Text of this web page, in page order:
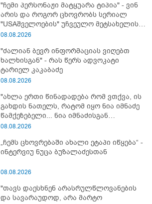
"ჩემი პერსონაჟი მატყუარა ტიპია" - ვინ
არის და როგორ ცხოვრობს სერიალ
"USAშველოების" უჩვეულო მეტსახელის
მქონე პოპულარული გმირი რეალურ
08.08.2026
"ძალიან ბევრ ინფორმაციას ვიღებთ
ხალხისგან" - რას წერს ადვოკატი
ტარიელ კაკაბაძე
08.08.2026
"ახლა ერთი წინადადება რომ ვთქვა, ის
გახდის ნათელს, რატომ იყო ნია იმნაძე
წამქეზებელი... ნია იმნაძისგან
გამოსული ინფორმაციაა ეს" - რას
08.08.2026
„ჩემს ცხოვრებაში ახალი ეტაპი იწყება“ -
ინტერვიუ ნუცა ბუზალაძესთან
08.08.2026
"თავს დაესხნენ არასრულწლოვანების
და სავარაუდოდ, არა მარტო